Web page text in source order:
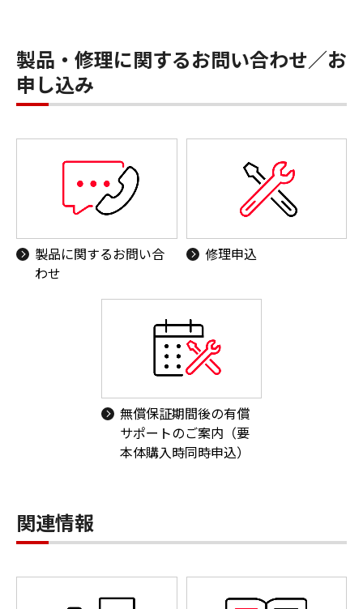
製品・修理に関するお問い合わせ／お
申し込み
製品に関するお問い合
わせ
修理申込
無償保証期間後の有償
サポートのご案内（要
本体購入時同時申込）
関連情報